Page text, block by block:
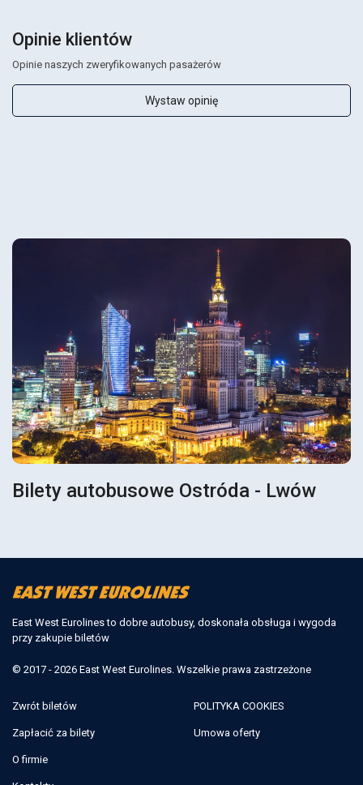
Opinie klientów
Opinie naszych zweryfikowanych pasażerów
Wystaw opinię
Bilety autobusowe Ostróda - Lwów
East West Eurolines to dobre autobusy, doskonała obsługa i wygoda
przy zakupie biletów
© 2017 - 2026 East West Eurolines. Wszelkie prawa zastrzeżone
Zwrót biletów
Zapłacić za bilety
O firmie
POLITYKA COOKIES
Umowa oferty